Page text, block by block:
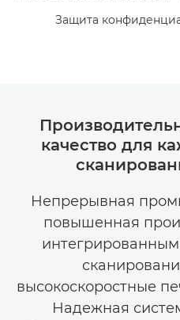
Защита
качество для
Непрерывная
повышенная
высокоскоростные
Надежная